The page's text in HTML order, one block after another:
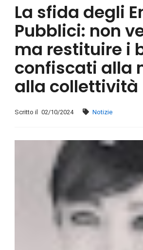
La sfida degli
Pubblici: non
ma restituire i
confiscati alla
alla collettività
Scritto il 02/10/2024 Notizie